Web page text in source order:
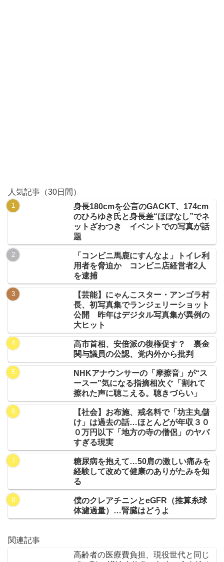
人気記事（30日間）
身長180cmを公言のGACKT、174cm
のひろゆき氏と身長差“ほぼなし”でネ
ットざわつき イベントでの写真が話
題
「コンビニ馬鹿にすんなよ」トイレ利
用者を脅迫か コンビニ店経営者2人
を逮捕
【芸能】にゃんこスター・アンゴラ村
長、初写真集でランジェリーショット
公開 昨年はデジタル写真集が異例の
大ヒット
高市首相、安倍派の復権促す？ 裏金
関与議員の公認、党内外から批判
NHKアナウンサーの「摩擦音」が“ス
ースー”気になる指摘相次ぐ「割れて
擦れた声に聴こえる。聴きづらい」
【社会】お布施、戒名料で「坊主丸儲
け」は過去の話…ほとんどが年収３０
０万円以下「地方の寺の僧侶」のヤバ
すぎる現実
糖尿病を抱えて…50肩の激しい痛みを
経験して改めて健康のありがたみを知
る
僕のクレアチニンとeGFR（推算糸球
体濾過量）…腎臓はどうよ
関連記事
高齢者の医療費負担、現役世代と同じ